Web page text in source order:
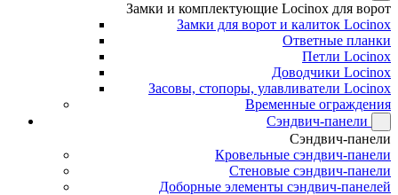
Замки и комплектующие Locinox для ворот
Замки для ворот и калиток Locinox
Ответные планки
Петли Locinox
Доводчики Locinox
Засовы, стопоры, улавливатели Locinox
Временные ограждения
Сэндвич-панели
Сэндвич-панели
Кровельные сэндвич-панели
Стеновые сэндвич-панели
Доборные элементы сэндвич-панелей